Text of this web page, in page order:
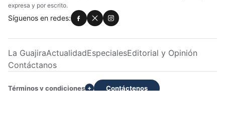
expresa y por escrito.
Síguenos en redes:
La GuajiraActualidadEspecialesEditorial y Opinión
Contáctanos
Términos y condiciones +
Contáctenos